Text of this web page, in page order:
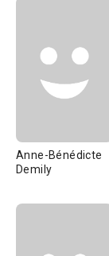
Anne-Bénédicte
Demily